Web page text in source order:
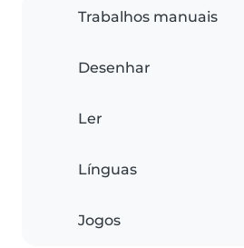
Trabalhos manuais
Desenhar
Ler
Línguas
Jogos